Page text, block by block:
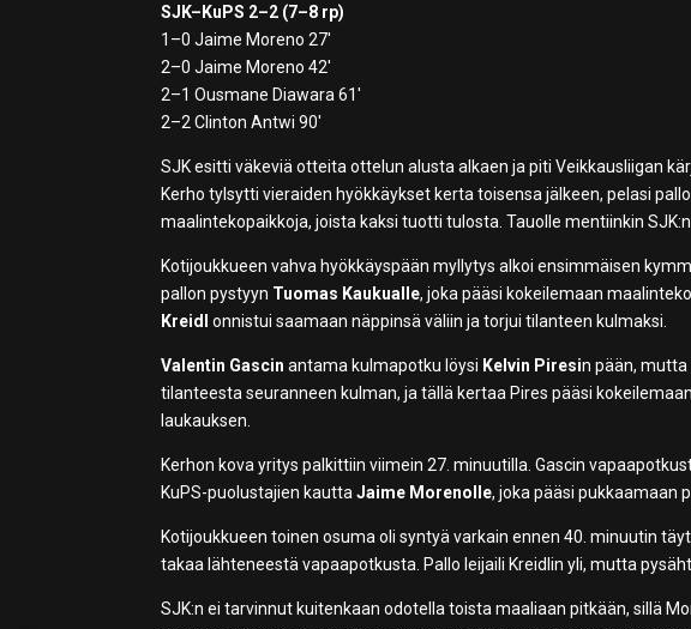
SJK–KuPS 2–2 (7–8 rp)
1–0 Jaime Moreno 27′
2–0 Jaime Moreno 42′
2–1 Ousmane Diawara 61′
2–2 Clinton Antwi 90′
SJK esitti väkeviä otteita ottelun alusta alkaen ja piti Veikkausliigan
Kerho tylsytti vieraiden hyökkäykset kerta toisensa jälkeen, pelasi
maalintekopaikkoja, joista kaksi tuotti tulosta. Tauolle mentiinkin
Kotijoukkueen vahva hyökkäyspään myllytys alkoi ensimmäisen
pallon pystyyn Tuomas Kaukualle, joka pääsi kokeilemaan
Kreidl
onnistui saamaan näppinsä väliin ja torjui tilanteen kulmaksi.
Valentin Gascin antama kulmapotku löysi Kelvin Piresin pään, mutta
tilanteesta seuranneen kulman, ja tällä kertaa Pires pääsi
laukauksen.
Kerhon kova yritys palkittiin viimein 27. minuutilla. Gascin
KuPS-puolustajien kauttaJaime Morenolle, joka pääsi pukkaamaan
Kotijoukkueen toinen osuma oli syntyä varkain ennen 40. minuutin
takaa lähteneestä vapaapotkusta. Pallo leijaili Kreidlin yli, mutta
SJK:n ei tarvinnut kuitenkaan odotella toista maaliaan pitkään, sillä